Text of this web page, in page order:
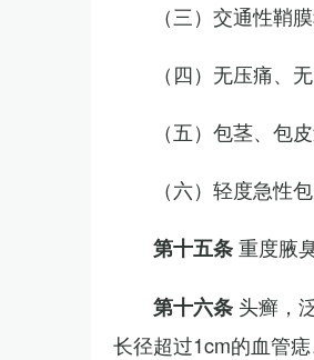
（三）交通性鞘
（四）无压痛、
（五）包茎、包
（六）轻度急性
第十五条重度腋
第十六条 头癣，
长径超过1cm的血管